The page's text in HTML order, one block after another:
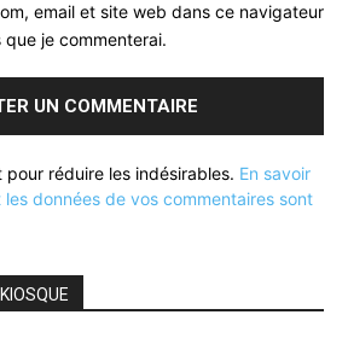
email et site web dans ce navigateur
je commenterai.
pour réduire les indésirables. En savoir
données de vos commentaires sont